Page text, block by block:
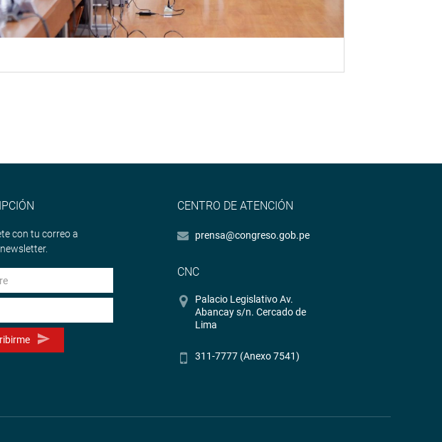
con tu correo a
CENTRO DE ATENCIÓN
prensa@congreso.gob.pe
CNC
Palacio Legislativo Av.
Abancay s/n. Cercado de
Lima
311-7777 (Anexo 7541)